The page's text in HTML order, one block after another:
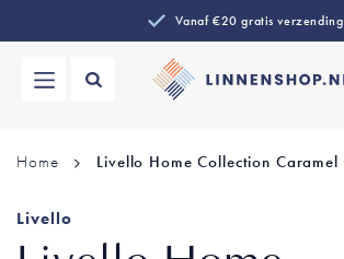
Vanaf €20 gratis verzending
Home Livello Home Collection Caramel
Livello